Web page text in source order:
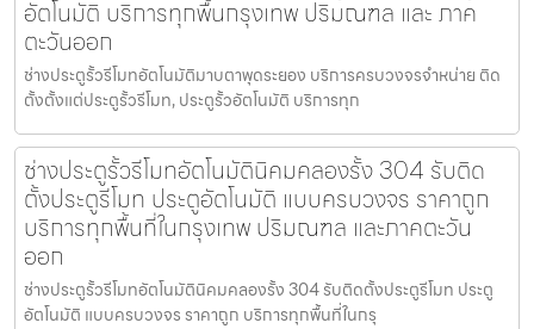
อัตโนมัติ บริการทุกพื้นกรุงเทพ ปริมณฑล และ ภาค
ตะวันออก
ช่างประตูรั้วรีโมทอัตโนมัติมาบตาพุดระยอง บริการครบวงจรจำหน่าย ติด
ตั้งตั้งแต่ประตูรั้วรีโมท, ประตูรั้วอัตโนมัติ บริการทุก
ช่างประตูรั้วรีโมทอัตโนมัตินิคมคลองรั้ง 304 รับติด
ตั้งประตูรีโมท ประตูอัตโนมัติ แบบครบวงจร ราคาถูก
บริการทุกพื้นที่ในกรุงเทพ ปริมณฑล และภาคตะวัน
ออก
ช่างประตูรั้วรีโมทอัตโนมัตินิคมคลองรั้ง 304 รับติดตั้งประตูรีโมท ประตู
อัตโนมัติ แบบครบวงจร ราคาถูก บริการทุกพื้นที่ในกรุ